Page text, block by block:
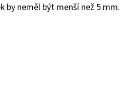
by neměl být menší než 5 mm.